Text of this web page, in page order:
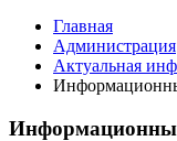
Главная
Администрация
Актуальная